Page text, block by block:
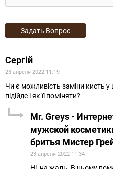
Сергій
23 апреля 2022 11:19
Чи є можливість заміни кисть
підійде і як її поміняти?
Mr. Greys -
мужской
бритья Мистер
23 апреля 2022 11:34